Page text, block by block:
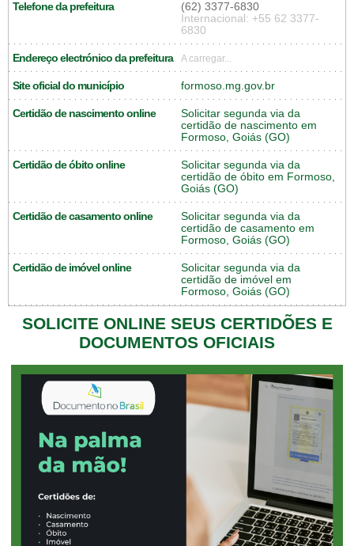
Telefone da prefeitura
(62) 3377-6830
Internacional: +55 62 3377-
6830
Endereço electrónico da prefeitura A carregar...
Site oficial do município formoso.mg.gov.br
Certidão de nascimento online
Solicitar segunda via da
certidão de nascimento em
Formoso, Goiás (GO)
Certidão de óbito online
Solicitar segunda via da
certidão de óbito em Formoso,
Goiás (GO)
Certidão de casamento online
Solicitar segunda via da
certidão de casamento em
Formoso, Goiás (GO)
Certidão de imóvel online
Solicitar segunda via da
certidão de imóvel em
Formoso, Goiás (GO)
SOLICITE ONLINE SEUS CERTIDÕES E
DOCUMENTOS OFICIAIS